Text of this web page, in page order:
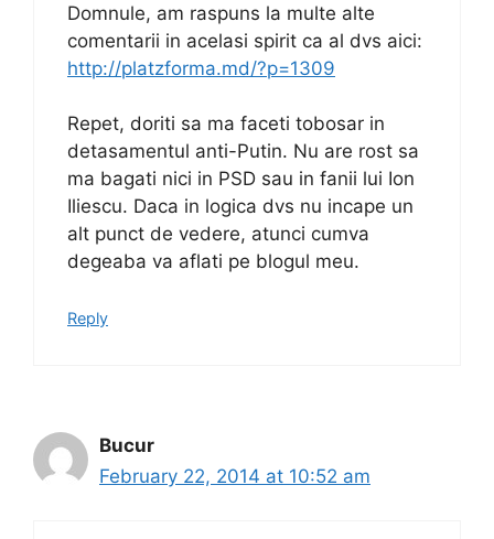
Domnule, am raspuns la multe alte
comentarii in acelasi spirit ca al dvs aici:
http://platzforma.md/?p=1309
Repet, doriti sa ma faceti tobosar in
detasamentul anti-Putin. Nu are rost sa
ma bagati nici in PSD sau in fanii lui Ion
Iliescu. Daca in logica dvs nu incape un
alt punct de vedere, atunci cumva
degeaba va aflati pe blogul meu.
Reply
Bucur
February 22, 2014 at 10:52 am